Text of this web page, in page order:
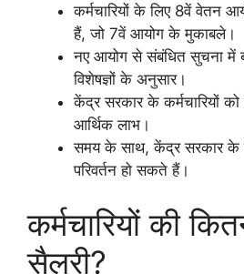
कर्मचारियों के लिए 8वें वेतन
हैं, जो 7वें आयोग के मुकाबले।
नए आयोग से संबंधित सुचना में
विशेषज्ञों के अनुसार।
केंद्र सरकार के कर्मचारियों
आर्थिक लाभ।
समय के साथ, केंद्र सरकार के
परिवर्तन हो सकते हैं।
कर्मचारियों की
सैलरी?